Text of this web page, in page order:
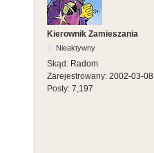
Kierownik Zamieszania
Nieaktywny
Skąd: Radom
Zarejestrowany: 2002-03-08
Posty: 7,197